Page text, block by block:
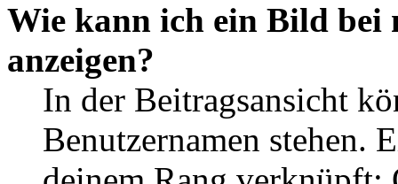
Wie kann ich ein Bild bei
anzeigen?
In der Beitragsansicht
Benutzernamen stehen.